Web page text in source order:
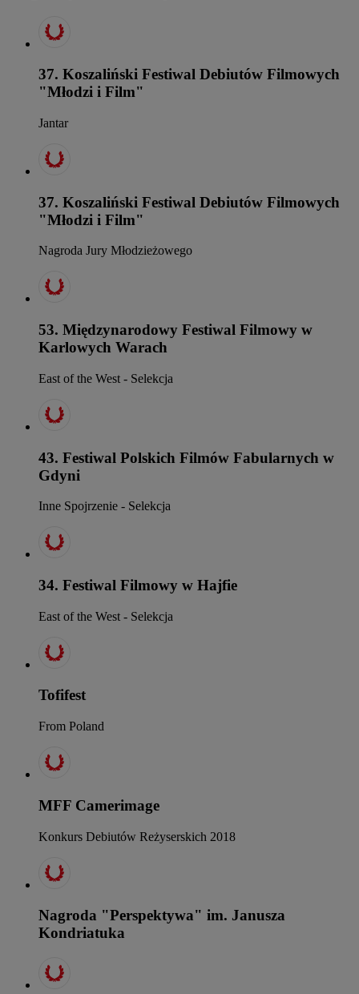
37. Koszaliński Festiwal Debiutów Filmowych
"Młodzi i Film"
Jantar
37. Koszaliński Festiwal Debiutów Filmowych
"Młodzi i Film"
Nagroda Jury Młodzieżowego
53. Międzynarodowy Festiwal Filmowy w
Karlowych Warach
East of the West - Selekcja
43. Festiwal Polskich Filmów Fabularnych w
Gdyni
Inne Spojrzenie - Selekcja
34. Festiwal Filmowy w Hajfie
East of the West - Selekcja
Tofifest
From Poland
MFF Camerimage
Konkurs Debiutów Reżyserskich 2018
Nagroda "Perspektywa" im. Janusza
Kondriatuka